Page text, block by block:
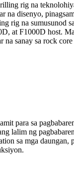
rig na
na disenyo,
rig na sumusunod
at F1000D host.
sanay sa rock
para sa
lalim ng
sa mga